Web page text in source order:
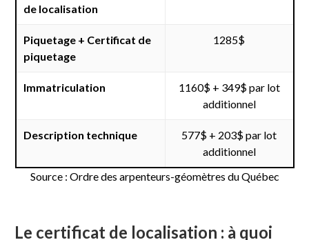
de localisation
Piquetage + Certificat de
piquetage
1285$
Immatriculation
1160$ + 349$ par lot
additionnel
Description technique
577$ + 203$ par lot
additionnel
Source : Ordre des arpenteurs-géomètres du Québec
Le certificat de localisation : à quoi